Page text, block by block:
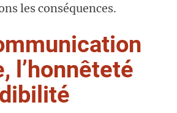
les conséquences.
l’honnêteté